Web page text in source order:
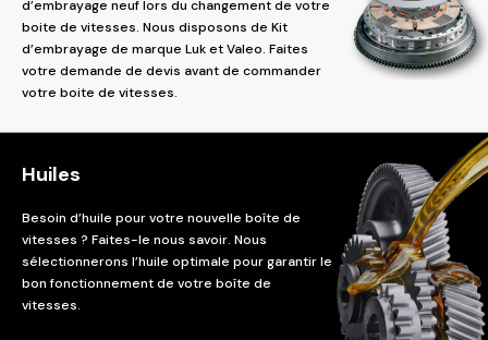
d’embrayage neuf lors du changement de votre
boite de vitesses. Nous disposons de Kit
d’embrayage de marque Luk et Valeo. Faites
votre demande de devis avant de commander
votre boite de vitesses.
Huiles
Besoin d’huile pour votre nouvelle boîte de
vitesses ? Faites-le nous savoir. Nous
sélectionnerons l’huile optimale pour garantir le
bon fonctionnement de votre boîte de
vitesses.